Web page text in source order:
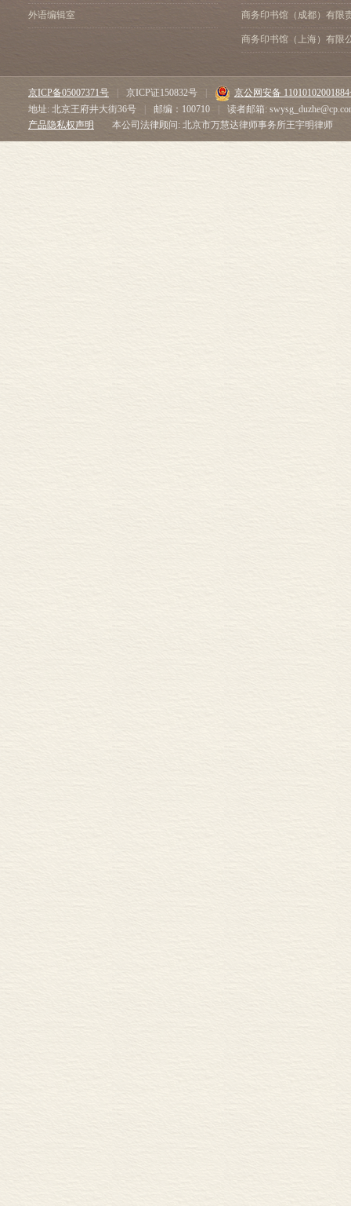
外语编辑室 商务印书馆（成都）有限
商务印书馆（上海）有限
京ICP备05007371号 京ICP证150832号
京公网安备
地址: 北京王府井大街36号
邮编：100710
读者邮箱:
产品隐私权声明
本公司法律顾问: 北京市万慧达律师事务所王宇明律师